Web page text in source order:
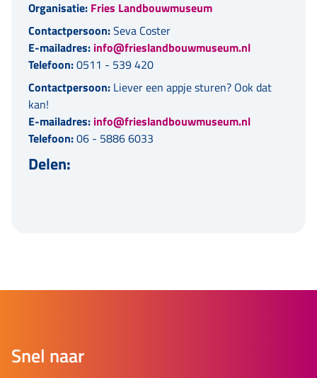
Organisatie: Fries Landbouwmuseum
Contactpersoon:Seva Coster
E-mailadres: info@frieslandbouwmuseum.nl
Telefoon:0511 - 539 420
Contactpersoon: Liever een appje sturen? Ook dat
kan!
E-mailadres: info@frieslandbouwmuseum.nl
Telefoon:06 - 5886 6033
Delen:
Snel naar